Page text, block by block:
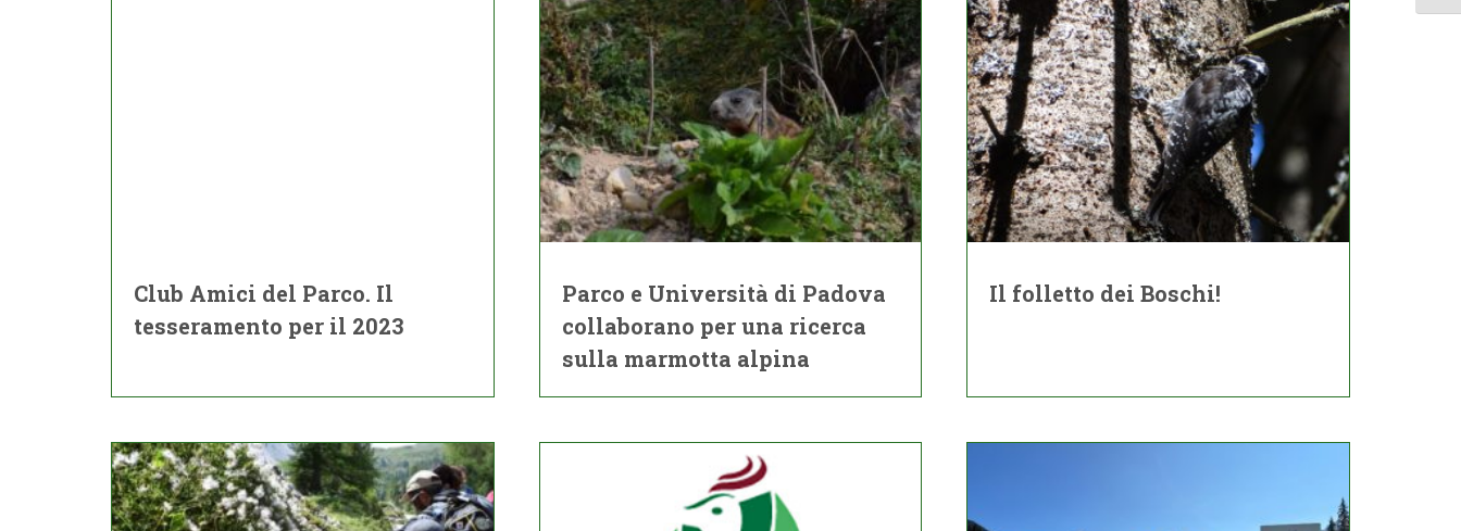
Club Amici del Parco. Il
tesseramento per il 2023
Parco e Università di Padova
collaborano per una ricerca
sulla marmotta alpina
Il folletto dei Boschi!